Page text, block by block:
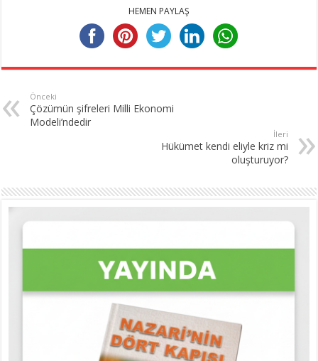
HEMEN PAYLAŞ
Önceki
Çözümün şifreleri Milli Ekonomi
Modeli’ndedir
İleri
Hükümet kendi eliyle kriz mi
oluşturuyor?